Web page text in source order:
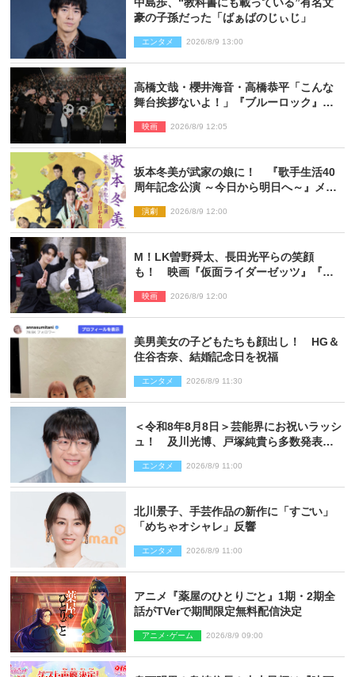
豪の子孫だった「ばぁばのじぃじ」
エンタメ 2026/8/9 13:00
高橋文哉・櫻井海音・高橋恭平「こんな
舞台挨拶ないよ！」『ブルーロック』自
映画 2026/8/9 12:05
坂本冬美が武家の娘に！ 『歌手生活40
周年記念公演 ～今日から明日へ～』メイ
演劇 2026/8/9 12:00
M！LK曽野舜太、長田光平らの笑顔
も！ 映画『仮面ライダーゼッツ』『超
ショット到着
映画 2026/8/9 12:00
美男美女の子どもたちも顔出し！ HG＆
住谷杏奈、結婚記念日を祝福
エンタメ 2026/8/9 11:30
＜令和8年8月8日＞芸能界にお祝いラッシ
ュ！ 及川光博、戸塚純貴ら多数発表結
エンタメ 2026/8/9 11:00
北川景子、手芸作品の新作に「すごい」
「めちゃオシャレ」反響
エンタメ 2026/8/9 11:00
アニメ『薬屋のひとりごと』1期・2期全
話がTVerで期間限定無料配信決定
アニメ･ゲーム 2026/8/9 09:00